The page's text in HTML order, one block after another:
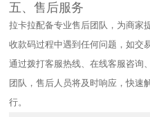
五、售后服务​
拉卡拉配备专业售后团队，为商家
收款码过程中遇到任何问题，如交
通过拨打客服热线、在线客服咨询
团队，售后人员将及时响应，快速
行。